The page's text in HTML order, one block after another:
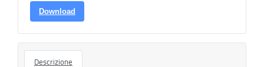
Download
Descrizione